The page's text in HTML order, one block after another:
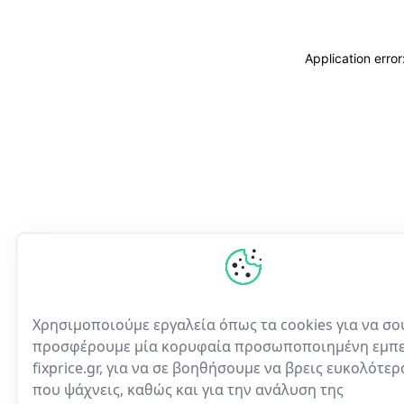
Application
Χρησιμοποιούμε εργαλεία όπως τα cookies για να
προσφέρουμε μία κορυφαία προσωποποιημένη
fixprice.gr, για να σε βοηθήσουμε να βρεις
που ψάχνεις, καθώς και για την ανάλυση της